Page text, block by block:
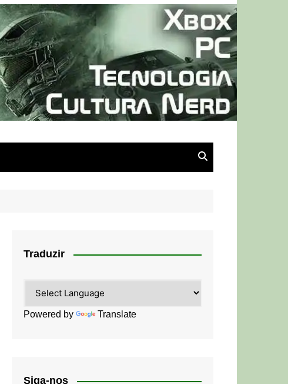
Traduzir
Powered by Translate
Siga-nos